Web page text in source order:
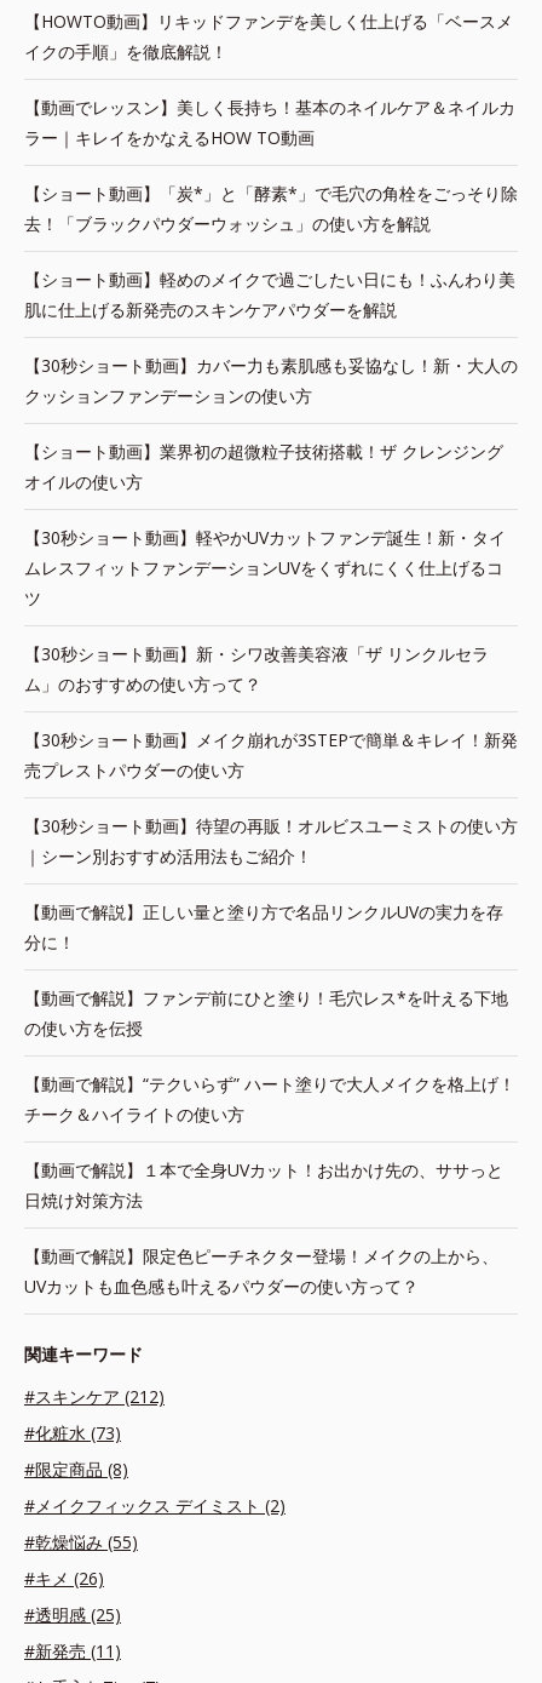
【HOWTO動画】リキッドファンデを美しく仕上げる「ベースメ
イクの手順」を徹底解説！
【動画でレッスン】美しく長持ち！基本のネイルケア＆ネイルカ
ラー｜キレイをかなえるHOW TO動画
【ショート動画】「炭*」と「酵素*」で毛穴の角栓をごっそり除
去！「ブラックパウダーウォッシュ」の使い方を解説
【ショート動画】軽めのメイクで過ごしたい日にも！ふんわり美
肌に仕上げる新発売のスキンケアパウダーを解説
【30秒ショート動画】カバー力も素肌感も妥協なし！新・大人の
クッションファンデーションの使い方
【ショート動画】業界初の超微粒子技術搭載！ザ クレンジング
オイルの使い方
【30秒ショート動画】軽やかUVカットファンデ誕生！新・タイ
ムレスフィットファンデーションUVをくずれにくく仕上げるコ
ツ
【30秒ショート動画】新・シワ改善美容液「ザ リンクルセラ
ム」のおすすめの使い方って？
【30秒ショート動画】メイク崩れが3STEPで簡単＆キレイ！新発
売プレストパウダーの使い方
【30秒ショート動画】待望の再販！オルビスユーミストの使い方
｜シーン別おすすめ活用法もご紹介！
【動画で解説】正しい量と塗り方で名品リンクルUVの実力を存
分に！
【動画で解説】ファンデ前にひと塗り！毛穴レス*を叶える下地
の使い方を伝授
【動画で解説】“テクいらず” ハート塗りで大人メイクを格上げ！
チーク＆ハイライトの使い方
【動画で解説】１本で全身UVカット！お出かけ先の、ササっと
日焼け対策方法
【動画で解説】限定色ピーチネクター登場！メイクの上から、
UVカットも血色感も叶えるパウダーの使い方って？
関連キーワード
#スキンケア (212)
#化粧水 (73)
#限定商品 (8)
#メイクフィックス デイミスト (2)
#乾燥悩み (55)
#キメ (26)
#透明感 (25)
#新発売 (11)